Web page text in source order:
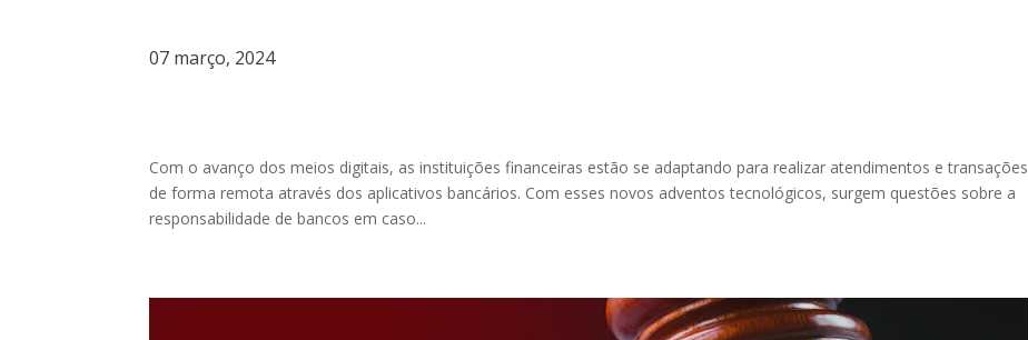
07 março, 2024
Com o avanço dos meios digitais, as instituições financeiras estão se adaptando para realizar atendimentos e transações
de forma remota através dos aplicativos bancários. Com esses novos adventos tecnológicos, surgem questões sobre a
responsabilidade de bancos em caso...